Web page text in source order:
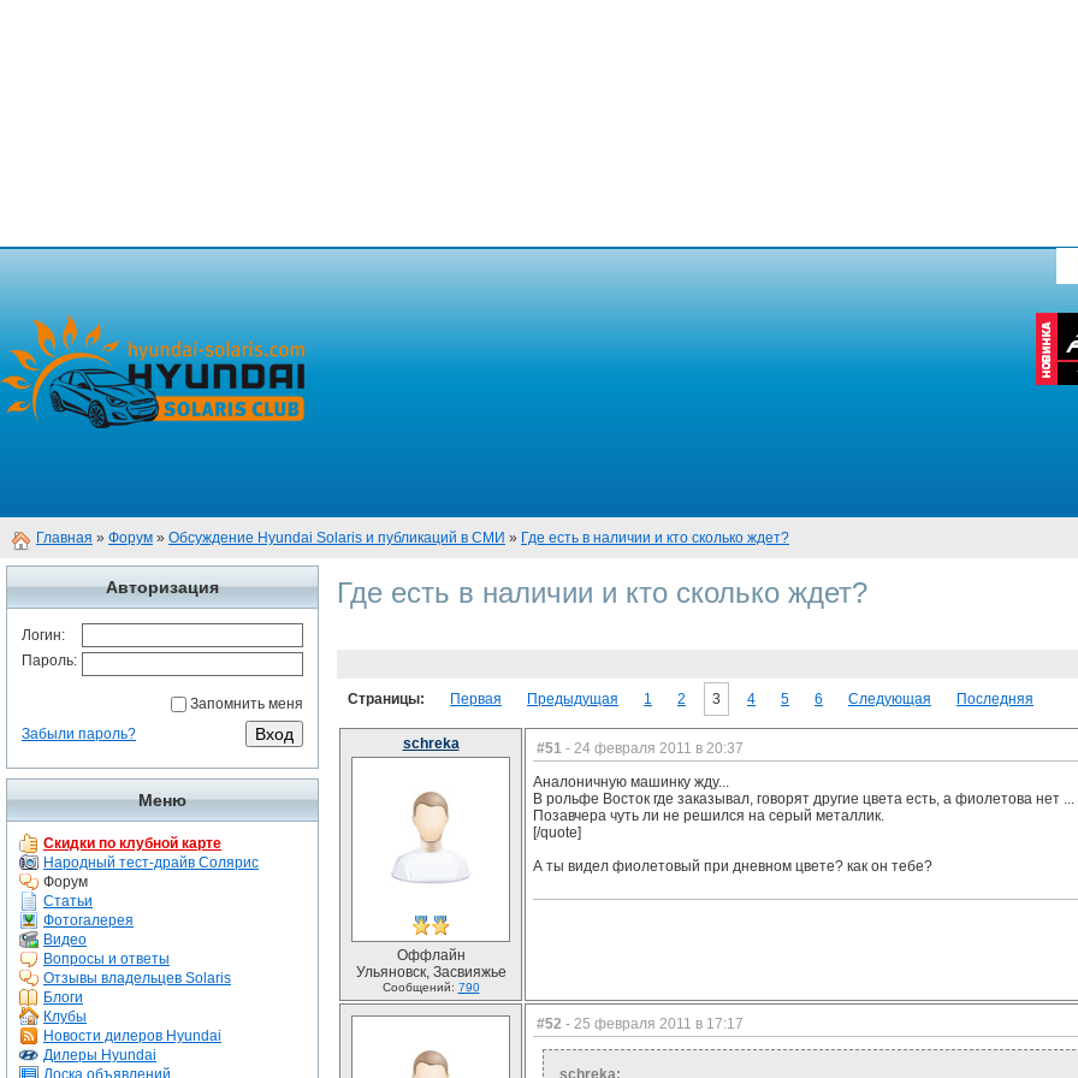
Главная » Форум » Обсуждение Hyundai Solaris и публикаций в СМИ » Где есть в наличии и кто сколько ждет?
Авторизация
Логин:
Пароль:
Запомнить меня
Забыли пароль?
Меню
Скидки по клубной карте
Народный тест-драйв Солярис
Форум
Статьи
Фотогалерея
Видео
Вопросы и ответы
Отзывы владельцев Solaris
Блоги
Клубы
Новости дилеров Hyundai
Дилеры Hyundai
Доска объявлений
Где есть в наличии и кто сколько ждет?
Страницы: Первая Предыдущая 1 2 3 4 5 6 Следующая Последняя
schreka
Оффлайн
Ульяновск, Засвияжье
Сообщений: 790
#51 - 24 февраля 2011 в 20:37
Аналоничную машинку жду...
В рольфе Восток где заказывал, говорят другие цвета есть, а фиолетова нет ...
Позавчера чуть ли не решился на серый металлик.
[/quote]
А ты видел фиолетовый при дневном цвете? как он тебе?
#52 - 25 февраля 2011 в 17:17
schreka: